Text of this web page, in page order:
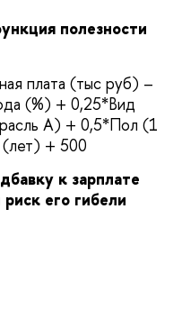
полезности
плата (тыс руб) –
(%) + 0,25*Вид
А) + 0,5*Пол (1
+ 500
к зарплате
его гибели